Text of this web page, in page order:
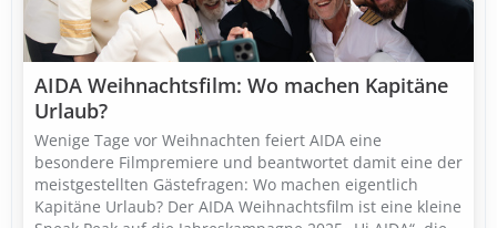
AIDA Weihnachtsfilm: Wo machen Kapitäne
Urlaub?
Wenige Tage vor Weihnachten feiert AIDA eine
besondere Filmpremiere und beantwortet damit eine der
meistgestellten Gästefragen: Wo machen eigentlich
Kapitäne Urlaub? Der AIDA Weihnachtsfilm ist eine kleine